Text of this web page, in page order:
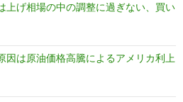
上げ相場の中の調整に過ぎない、買い
因は原油価格高騰によるアメリカ利上